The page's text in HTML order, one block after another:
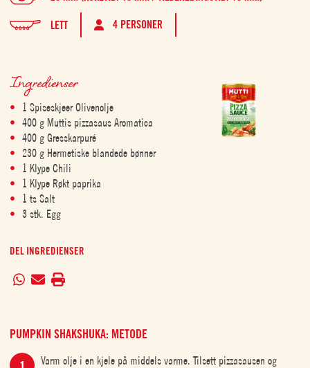
LETT 4 PERSONER
Ingredienser
1 Spiseskjeer Olivenolje
400 g Muttis pizzasaus Aromatica
400 g Gresskarpuré
230 g Hermetiske blandede bønner
1 Klype Chili
1 Klype Røkt paprika
1 ts Salt
3 stk. Egg
DEL INGREDIENSER
PUMPKIN SHAKSHUKA: METODE
Varm olje i en kjele på middels varme. Tilsett pizzasausen og